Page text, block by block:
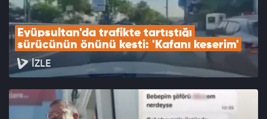
Eyüpsultan'da trafikte tartıştığı
sürücünün önünü kesti: 'Kafanı keserim'
İZLE